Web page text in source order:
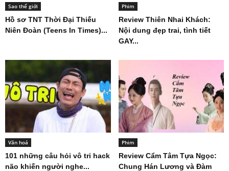
Sao thế giới
Hồ sơ TNT Thời Đại Thiếu
Niên Đoàn (Teens In Times)...
Phim
Review Thiên Nhai Khách:
Nội dung đẹp trai, tình tiết
GAY...
Văn hoá
101 những câu hỏi vô tri hack
não khiến người nghe...
Phim
Review Cẩm Tâm Tựa Ngọc:
Chung Hán Lương và Đàm